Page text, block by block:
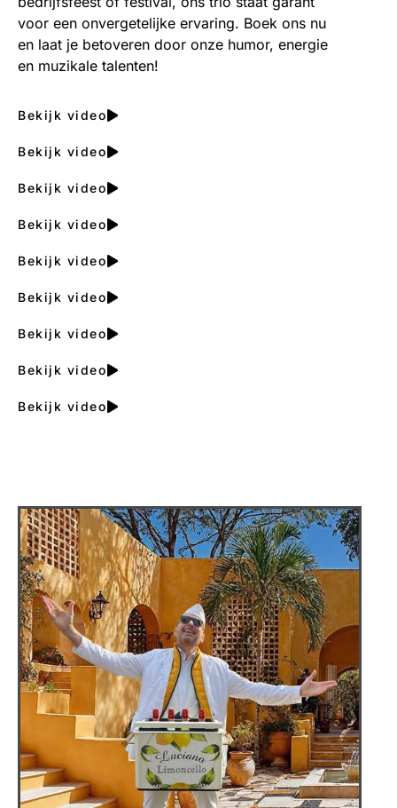
voor een onvergetelijke ervaring. Boek ons nu
en laat je betoveren door onze humor, energie
en muzikale talenten!
Bekijk video
Bekijk video
Bekijk video
Bekijk video
Bekijk video
Bekijk video
Bekijk video
Bekijk video
Bekijk video